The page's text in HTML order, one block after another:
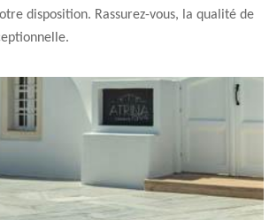
disposition. Rassurez-vous, la qualité de